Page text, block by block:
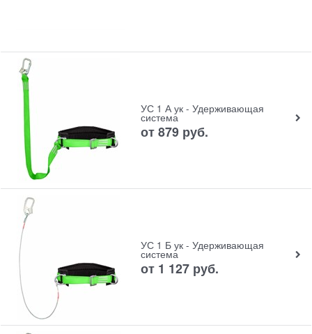
УС 1 А ук - Удерживающая
система
от 879 руб.
УС 1 Б ук - Удерживающая
система
от 1 127 руб.